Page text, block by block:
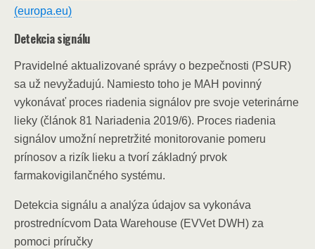
(europa.eu)
Detekcia signálu
Pravidelné aktualizované správy o bezpečnosti (PSUR)
sa už nevyžadujú. Namiesto toho je MAH povinný
vykonávať proces riadenia signálov pre svoje veterinárne
lieky (článok 81 Nariadenia 2019/6). Proces riadenia
signálov umožní nepretržité monitorovanie pomeru
prínosov a rizík lieku a tvorí základný prvok
farmakovigilančného systému.
Detekcia signálu a analýza údajov sa vykonáva
prostrednícvom Data Warehouse (EVVet DWH) za
pomoci príručky